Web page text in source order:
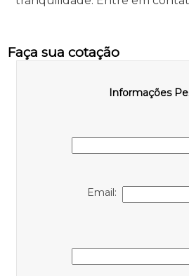
Faça sua cotação
Informações
Email: